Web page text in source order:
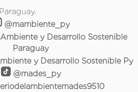
@mambiente_py
y Desarrollo Sostenible
Paraguay
y Desarrollo Sostenible Py
@mades_py